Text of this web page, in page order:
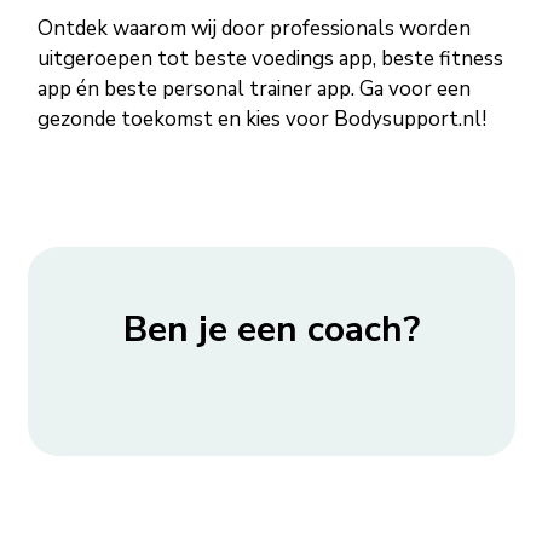
Ontdek waarom wij door professionals worden
uitgeroepen tot beste voedings app, beste fitness
app én beste personal trainer app. Ga voor een
gezonde toekomst en kies voor Bodysupport.nl!
Ben je een coach?